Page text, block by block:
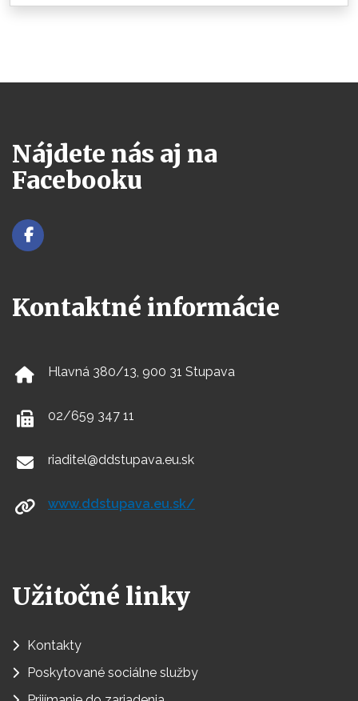
Nájdete nás aj na
Facebooku
Kontaktné informácie
Hlavná 380/13, 900 31 Stupava
02/659 347 11
riaditel@ddstupava.eu.sk
www.ddstupava.eu.sk/
Užitočné linky
Kontakty
Poskytované sociálne služby